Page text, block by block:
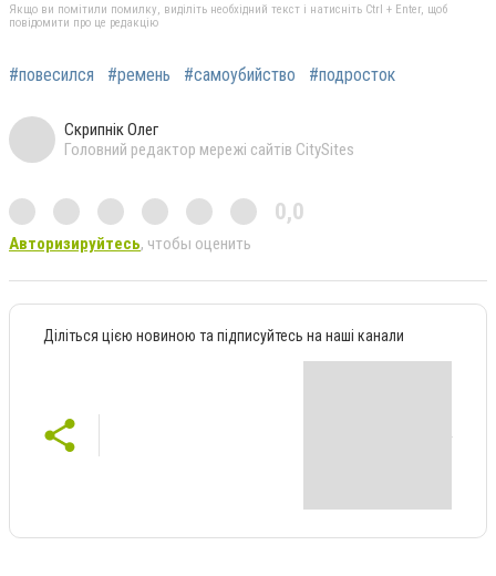
Якщо ви помітили помилку, виділіть необхідний текст і натисніть Ctrl + Enter, щоб
повідомити про це редакцію
#повесился #ремень #самоубийство #подросток
Скрипнік Олег
Головний редактор мережі сайтів CitySites
0,0
Авторизируйтесь, чтобы оценить
Діліться цією новиною та підписуйтесь на наші канали